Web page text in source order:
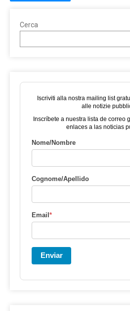
Cerca
Iscriviti alla nostra mailing list
alle notizie
Inscríbete a nuestra lista de correo
enlaces a las noticias
Nome/Nombre
Cognome/Apellido
Email*
Enviar